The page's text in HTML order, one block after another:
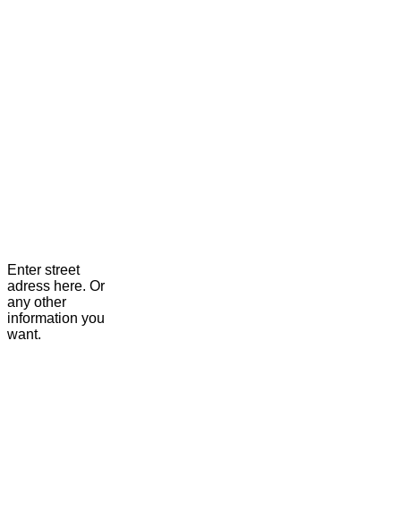
Enter street
adress here. Or
any other
information you
want.